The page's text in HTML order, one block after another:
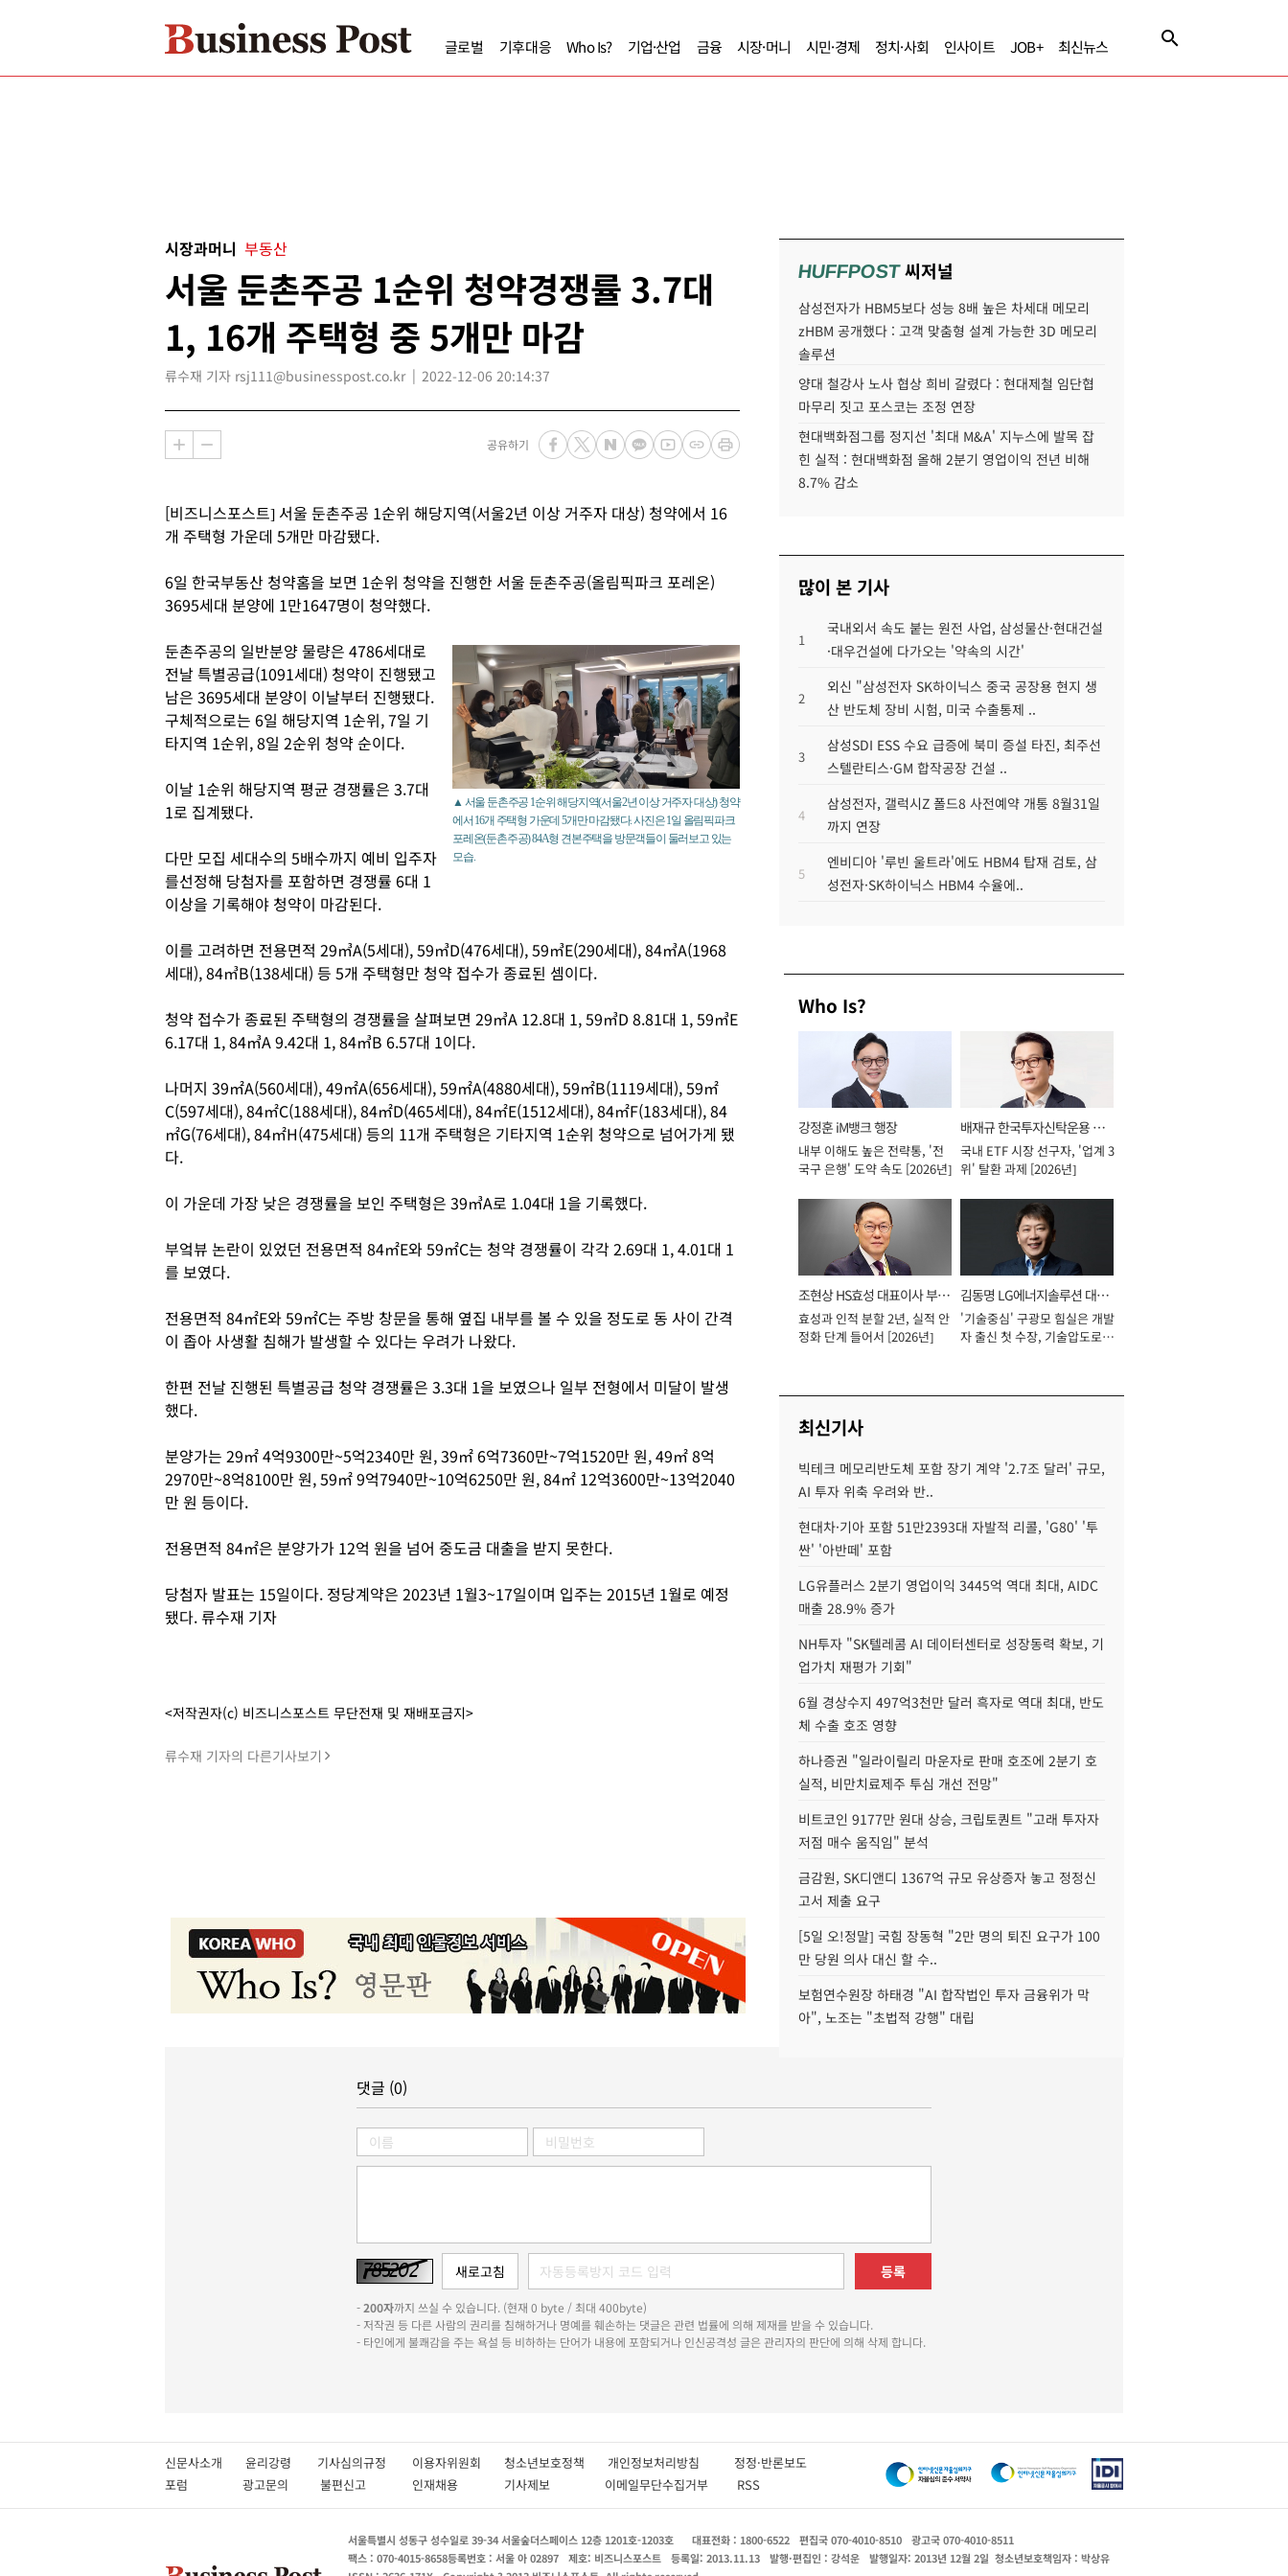
글로벌 기후대응 Who Is? 기업·산업 금융 시장·머니 시민·경제 정치·사회 인사이트 JOB+ 최신뉴스
시장과머니 부동산
서울 둔촌주공 1순위 청약경쟁률 3.7대
1, 16개 주택형 중 5개만 마감
류수재 기자 rsj111@businesspost.co.kr 2022-12-06 20:14:37
공유하기
[비즈니스포스트] 서울 둔촌주공 1순위 해당지역(서울2년 이상 거주자 대상) 청약에서 16
개 주택형 가운데 5개만 마감됐다.
6일 한국부동산 청약홈을 보면 1순위 청약을 진행한 서울 둔촌주공(올림픽파크 포레온)
3695세대 분양에 1만1647명이 청약했다.
▲ 서울 둔촌주공 1순위 해당지역(서울2년 이상 거주자 대상) 청약
에서 16개 주택형 가운데 5개만 마감됐다. 사진은 1일 올림픽파크
포레온(둔촌주공) 84A형 견본주택을 방문객들이 둘러보고 있는
모습.
둔촌주공의 일반분양 물량은 4786세대로
전날 특별공급(1091세대) 청약이 진행됐고
남은 3695세대 분양이 이날부터 진행됐다.
구체적으로는 6일 해당지역 1순위, 7일 기
타지역 1순위, 8일 2순위 청약 순이다.
이날 1순위 해당지역 평균 경쟁률은 3.7대
1로 집계됐다.
다만 모집 세대수의 5배수까지 예비 입주자
를선정해 당첨자를 포함하면 경쟁률 6대 1
이상을 기록해야 청약이 마감된다.
이를 고려하면 전용면적 29㎥A(5세대), 59㎥D(476세대), 59㎥E(290세대), 84㎥A(1968
세대), 84㎥B(138세대) 등 5개 주택형만 청약 접수가 종료된 셈이다.
청약 접수가 종료된 주택형의 경쟁률을 살펴보면 29㎥A 12.8대 1, 59㎥D 8.81대 1, 59㎥E
6.17대 1, 84㎥A 9.42대 1, 84㎥B 6.57대 1이다.
나머지 39㎡A(560세대), 49㎡A(656세대), 59㎡A(4880세대), 59㎡B(1119세대), 59㎡
C(597세대), 84㎡C(188세대), 84㎡D(465세대), 84㎡E(1512세대), 84㎡F(183세대), 84
㎡G(76세대), 84㎡H(475세대) 등의 11개 주택형은 기타지역 1순위 청약으로 넘어가게 됐
다.
이 가운데 가장 낮은 경쟁률을 보인 주택형은 39㎥A로 1.04대 1을 기록했다.
부엌뷰 논란이 있었던 전용면적 84㎡E와 59㎡C는 청약 경쟁률이 각각 2.69대 1, 4.01대 1
를 보였다.
전용면적 84㎡E와 59㎡C는 주방 창문을 통해 옆집 내부를 볼 수 있을 정도로 동 사이 간격
이 좁아 사생활 침해가 발생할 수 있다는 우려가 나왔다.
한편 전날 진행된 특별공급 청약 경쟁률은 3.3대 1을 보였으나 일부 전형에서 미달이 발생
했다.
분양가는 29㎡ 4억9300만~5억2340만 원, 39㎡ 6억7360만~7억1520만 원, 49㎡ 8억
2970만~8억8100만 원, 59㎡ 9억7940만~10억6250만 원, 84㎡ 12억3600만~13억2040
만 원 등이다.
전용면적 84㎡은 분양가가 12억 원을 넘어 중도금 대출을 받지 못한다.
당첨자 발표는 15일이다. 정당계약은 2023년 1월3~17일이며 입주는 2015년 1월로 예정
됐다. 류수재 기자
<저작권자(c) 비즈니스포스트 무단전재 및 재배포금지>
류수재 기자의 다른기사보기
HUFFPOST씨저널
삼성전자가 HBM5보다 성능 8배 높은 차세대 메모리
zHBM 공개했다 : 고객 맞춤형 설계 가능한 3D 메모리
솔루션
양대 철강사 노사 협상 희비 갈렸다 : 현대제철 임단협
마무리 짓고 포스코는 조정 연장
현대백화점그룹 정지선 '최대 M&A' 지누스에 발목 잡
힌 실적 : 현대백화점 올해 2분기 영업이익 전년 비해
8.7% 감소
많이 본 기사
1
국내외서 속도 붙는 원전 사업, 삼성물산·현대건설
·대우건설에 다가오는 '약속의 시간'
2
외신 "삼성전자 SK하이닉스 중국 공장용 현지 생
산 반도체 장비 시험, 미국 수출통제 ..
3
삼성SDI ESS 수요 급증에 북미 증설 타진, 최주선
스텔란티스·GM 합작공장 건설 ..
4
삼성전자, 갤럭시Z 폴드8 사전예약 개통 8월31일
까지 연장
5
엔비디아 '루빈 울트라'에도 HBM4 탑재 검토, 삼
성전자·SK하이닉스 HBM4 수율에..
Who Is?
강정훈 iM뱅크 행장
내부 이해도 높은 전략통, '전
국구 은행' 도약 속도 [2026년]
배재규 한국투자신탁운용 대
표이사 사장
국내 ETF 시장 선구자, '업계 3
위' 탈환 과제 [2026년]
조현상 HS효성 대표이사 부회
장
효성과 인적 분할 2년, 실적 안
정화 단계 들어서 [2026년]
김동명 LG에너지솔루션 대표
이사 사장
'기술중심' 구광모 힘실은 개발
자 출신 첫 수장, 기술압도로
최신기사
빅테크 메모리반도체 포함 장기 계약 '2.7조 달러' 규모,
AI 투자 위축 우려와 반..
현대차·기아 포함 51만2393대 자발적 리콜, 'G80' '투
싼' '아반떼' 포함
LG유플러스 2분기 영업이익 3445억 역대 최대, AIDC
매출 28.9% 증가
NH투자 "SK텔레콤 AI 데이터센터로 성장동력 확보, 기
업가치 재평가 기회"
6월 경상수지 497억3천만 달러 흑자로 역대 최대, 반도
체 수출 호조 영향
하나증권 "일라이릴리 마운자로 판매 호조에 2분기 호
실적, 비만치료제주 투심 개선 전망"
비트코인 9177만 원대 상승, 크립토퀀트 "고래 투자자
저점 매수 움직임" 분석
금감원, SK디앤디 1367억 규모 유상증자 놓고 정정신
고서 제출 요구
[5일 오!정말] 국힘 장동혁 "2만 명의 퇴진 요구가 100
만 당원 의사 대신 할 수..
보험연수원장 하태경 "AI 합작법인 투자 금융위가 막
아", 노조는 "초법적 강행" 대립
댓글 (0)
등록
-200자까지 쓰실 수 있습니다. (현재 0 byte / 최대 400byte)
- 저작권 등 다른 사람의 권리를 침해하거나 명예를 훼손하는 댓글은 관련 법률에 의해 제재를 받을 수 있습니다.
- 타인에게 불쾌감을 주는 욕설 등 비하하는 단어가 내용에 포함되거나 인신공격성 글은 관리자의 판단에 의해 삭제 합니다.
신문사소개 윤리강령 기사심의규정 이용자위원회 청소년보호정책 개인정보처리방침 정정·반론보도
포럼
광고문의 불편신고 인재채용 기사제보 이메일무단수집거부 RSS
서울특별시 성동구 성수일로 39-34 서울숲더스페이스 12층 1201호-1203호 대표전화 : 1800-6522 편집국 070-4010-8510
광고국 070-4010-8511
팩스 : 070-4015-8658등록번호 : 서울 아 02897 제호: 비즈니스포스트 등록일: 2013.11.13 발행·편집인 : 강석운 발행일자: 2013년 12월 2일 청소년보호책임자 : 박상유